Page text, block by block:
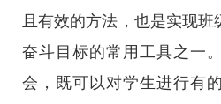
且有效的方法，也是实现
奋斗目标的常用工具之一
会，既可以对学生进行有